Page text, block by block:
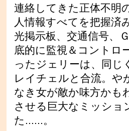
連絡してきた正体不明
人情報すべてを把握済
光掲示板、交通信号、
底的に監視＆コントロ
ったジェリーは、同じ
レイチェルと合流。や
なき女が敵か味方かも
させる巨大なミッショ
た......。